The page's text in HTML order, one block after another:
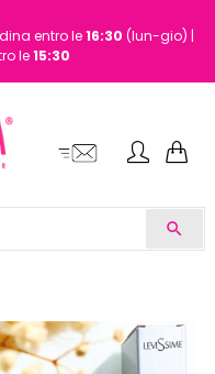
entro le16:30 (lun-gio) |
le15:30
search